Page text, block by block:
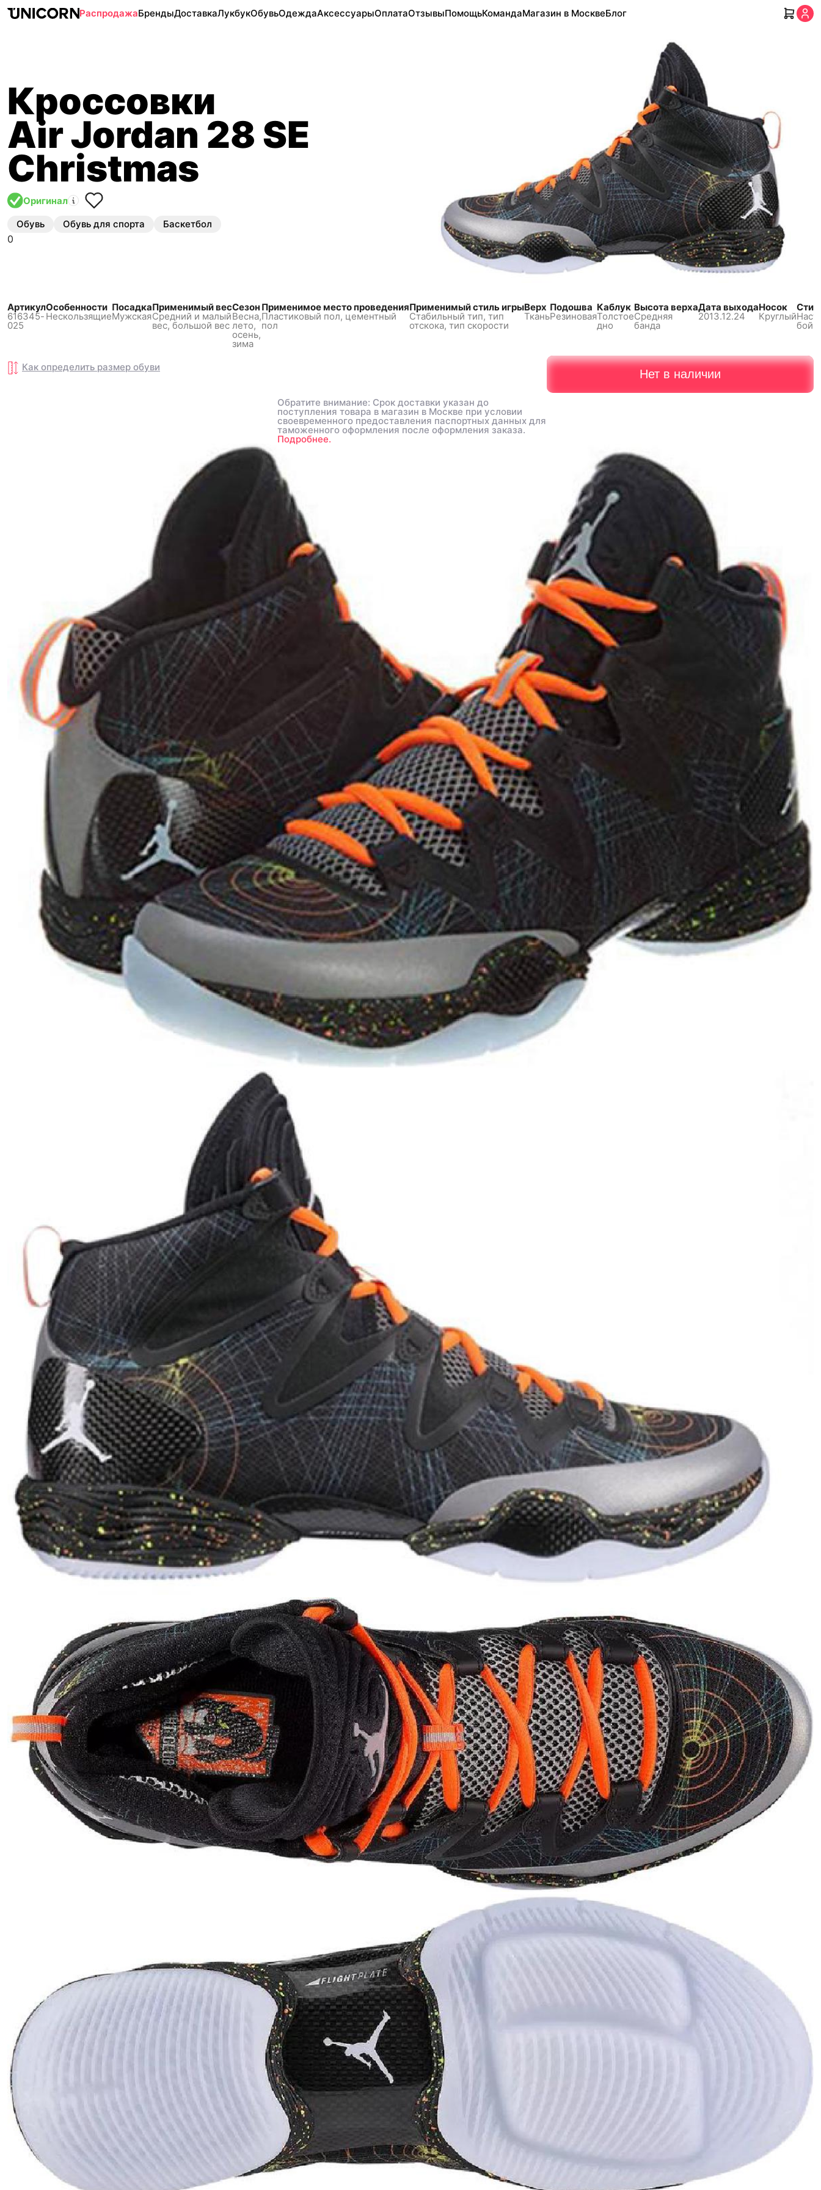
РаспродажаБрендыДоставкаЛукбукОбувьОдеждаАксессуарыОплатаОтзывыПомощьКомандаМагазин в МосквеБлог
Кроссовки
Air Jordan 28 SE
Christmas
Оригинал
Обувь Обувь для спорта Баскетбол
0
Артикул
616345-
025
Особенности
Нескользящиe
Посадка
Мужская
Применимый вес
Средний и малый
вес, большой вес
Сезон
Весна,
лето,
осень,
зима
Применимое место проведения
Пластиковый пол, цементный
пол
Применимый стиль игры
Стабильный тип, тип
отскока, тип скорости
Верх
Ткань
Подошва
Резиновая
Каблук
Толстое
дно
Высота верха
Средняя
банда
Дата выхода
2013.12.24
Носок
Круглый
бой
Как определить размер обуви
Обратите внимание: Срок доставки указан до
поступления товара в магазин в Москве при условии
своевременного предоставления паспортных данных для
таможенного оформления после оформления заказа.
Подробнее.
Как определить размер обуви
Обратите внимание: Срок доставки указан до
поступления товара в магазин в Москве при условии
своевременного предоставления паспортных данных для
таможенного оформления после оформления заказа.
Подробнее.
Нет в наличии